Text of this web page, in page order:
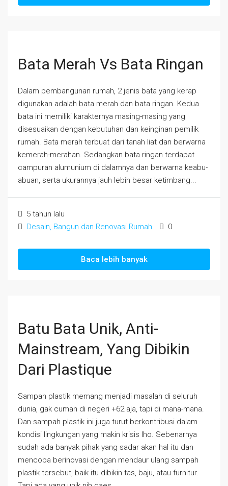
Bata Merah Vs Bata Ringan
Dalam pembangunan rumah, 2 jenis bata yang kerap
digunakan adalah bata merah dan bata ringan. Kedua
bata ini memiliki karakternya masing-masing yang
disesuaikan dengan kebutuhan dan keinginan pemilik
rumah. Bata merah terbuat dari tanah liat dan berwarna
kemerah-merahan. Sedangkan bata ringan terdapat
campuran alumunium di dalamnya dan berwarna keabu-
abuan, serta ukurannya jauh lebih besar ketimbang...
5 tahun lalu
Desain, Bangun dan Renovasi Rumah
0
Baca lebih banyak
Batu Bata Unik, Anti-
Mainstream, Yang Dibikin
Dari Plastique
Sampah plastik memang menjadi masalah di seluruh
dunia, gak cuman di negeri +62 aja, tapi di mana-mana.
Dan sampah plastik ini juga turut berkontribusi dalam
kondisi lingkungan yang makin krisis lho. Sebenarnya
sudah ada banyak pihak yang sadar akan hal itu dan
mencoba berinovasi dengan mendaur ulang sampah
plastik tersebut, baik itu dibikin tas, baju, atau furnitur.